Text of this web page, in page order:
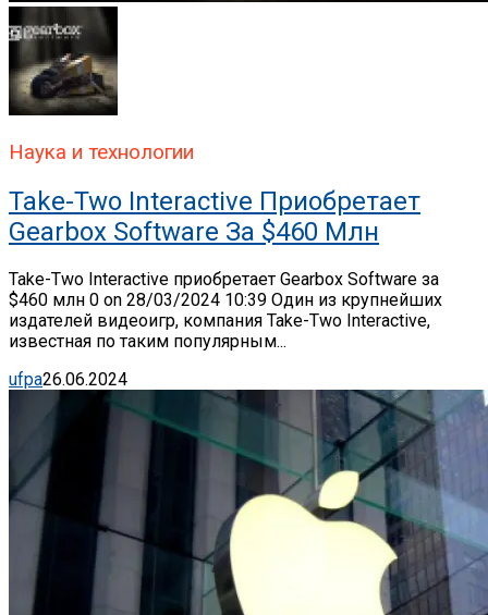
Наука и технологии
Take-Two Interactive Приобретает
Gearbox Software За $460 Млн
Take-Two Interactive приобретает Gearbox Software за
$460 млн 0 on 28/03/2024 10:39 Один из крупнейших
издателей видеоигр, компания Take-Two Interactive,
известная по таким популярным...
ufpa26.06.2024